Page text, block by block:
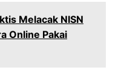
Melacak NISN
Online Pakai